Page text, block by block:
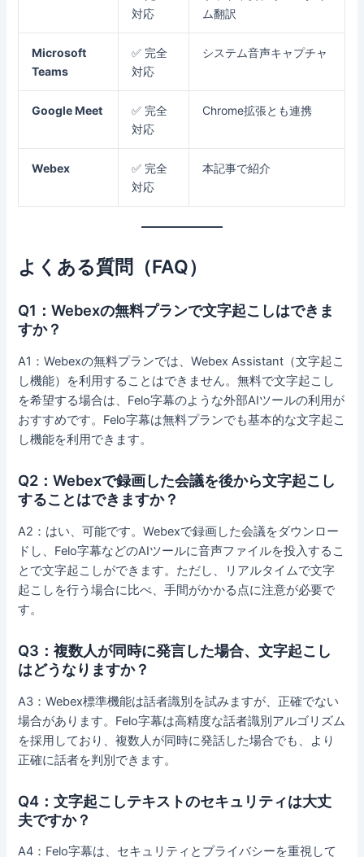
対応
ム翻訳
Microsoft
Teams
✅ 完全
対応
システム音声キャプチャ
Google Meet
✅ 完全
対応
Chrome拡張とも連携
Webex
✅ 完全
対応
本記事で紹介
よくある質問（FAQ）
Q1：Webexの無料プランで文字起こしはできま
すか？
A1：Webexの無料プランでは、Webex Assistant（文字起こ
し機能）を利用することはできません。無料で文字起こし
を希望する場合は、Felo字幕のような外部AIツールの利用が
おすすめです。Felo字幕は無料プランでも基本的な文字起こ
し機能を利用できます。
Q2：Webexで録画した会議を後から文字起こし
することはできますか？
A2：はい、可能です。Webexで録画した会議をダウンロー
ドし、Felo字幕などのAIツールに音声ファイルを投入するこ
とで文字起こしができます。ただし、リアルタイムで文字
起こしを行う場合に比べ、手間がかかる点に注意が必要で
す。
Q3：複数人が同時に発言した場合、文字起こし
はどうなりますか？
A3：Webex標準機能は話者識別を試みますが、正確でない
場合があります。Felo字幕は高精度な話者識別アルゴリズム
を採用しており、複数人が同時に発話した場合でも、より
正確に話者を判別できます。
Q4：文字起こしテキストのセキュリティは大丈
夫ですか？
A4：Felo字幕は、セキュリティとプライバシーを重視して